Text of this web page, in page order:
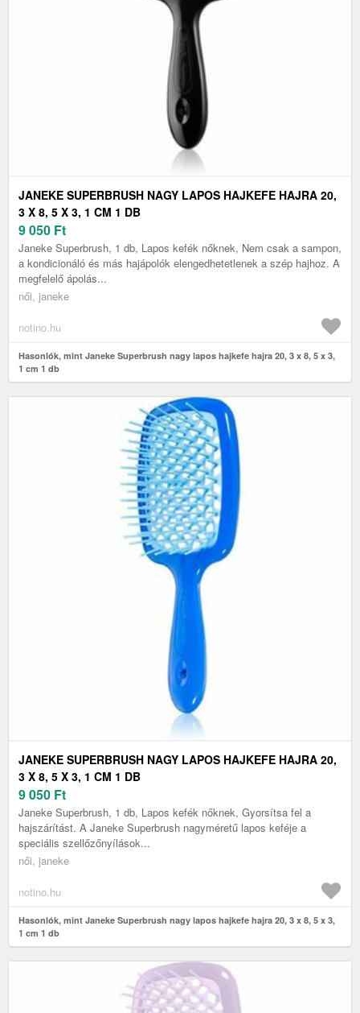
JANEKE SUPERBRUSH NAGY LAPOS HAJKEFE HAJRA 20,
3 X 8, 5 X 3, 1 CM 1 DB
9 050 Ft
Janeke Superbrush, 1 db, Lapos kefék nőknek, Nem csak a sampon,
a kondicionáló és más hajápolók elengedhetetlenek a szép hajhoz. A
megfelelő ápolás...
női, janeke
notino.hu
Hasonlók, mint Janeke Superbrush nagy lapos hajkefe hajra 20, 3 x 8, 5 x 3,
1 cm 1 db
JANEKE SUPERBRUSH NAGY LAPOS HAJKEFE HAJRA 20,
3 X 8, 5 X 3, 1 CM 1 DB
9 050 Ft
Janeke Superbrush, 1 db, Lapos kefék nőknek, Gyorsítsa fel a
hajszárítást. A Janeke Superbrush nagyméretű lapos keféje a
speciális szellőzőnyílások...
női, janeke
notino.hu
Hasonlók, mint Janeke Superbrush nagy lapos hajkefe hajra 20, 3 x 8, 5 x 3,
1 cm 1 db